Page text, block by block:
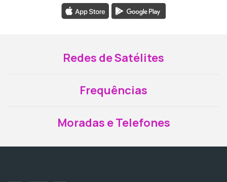
Redes de Satélites
Frequências
Moradas e Telefones